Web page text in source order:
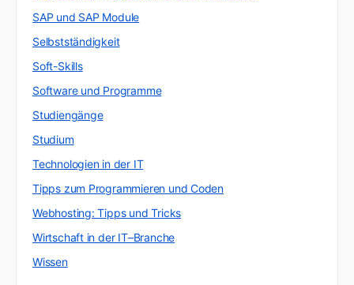
SAP und SAP Module
Selbstständigkeit
Soft-Skills
Software und Programme
Studiengänge
Studium
Technologien in der IT
Tipps zum Programmieren und Coden
Webhosting: Tipps und Tricks
Wirtschaft in der IT–Branche
Wissen